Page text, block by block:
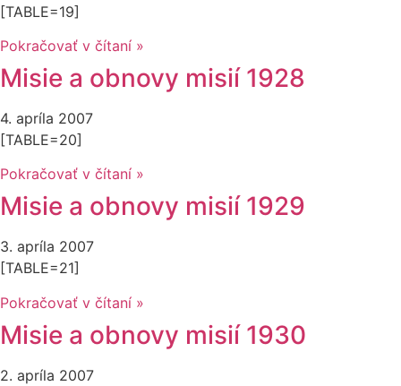
[TABLE=19]
Pokračovať v čítaní »
Misie a obnovy misií 1928
4. apríla 2007
[TABLE=20]
Pokračovať v čítaní »
Misie a obnovy misií 1929
3. apríla 2007
[TABLE=21]
Pokračovať v čítaní »
Misie a obnovy misií 1930
2. apríla 2007